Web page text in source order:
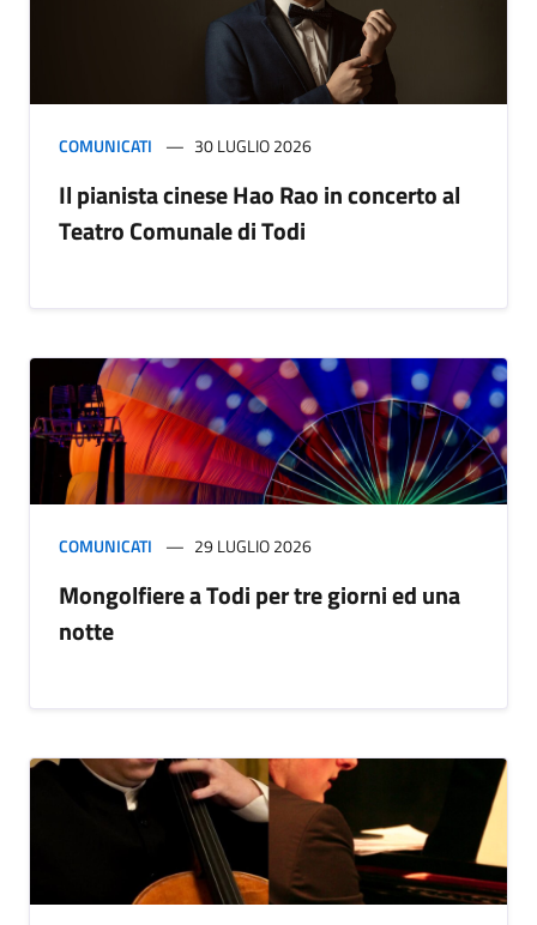
COMUNICATI 30 LUGLIO 2026
Il pianista cinese Hao Rao in concerto al
Teatro Comunale di Todi
COMUNICATI 29 LUGLIO 2026
Mongolfiere a Todi per tre giorni ed una
notte